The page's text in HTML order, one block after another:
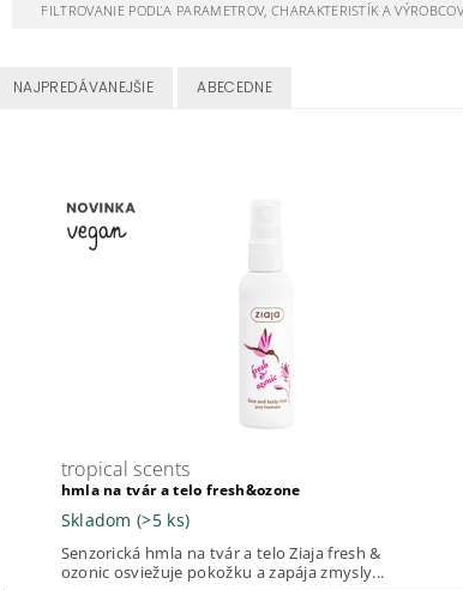
FILTROVANIE PODĽA PARAMETROV, CHARAKTERISTÍK A
NAJPREDÁVANEJŠIE ABECEDNE
tropical scents
hmla na tvár a telo fresh&ozone
Skladom(>5 ks)
Senzorická hmla na tvár a telo Ziaja fresh &
ozonic osviežuje pokožku a zapája zmysly...